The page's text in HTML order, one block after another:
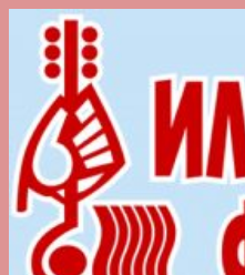
Перейти
содержимому